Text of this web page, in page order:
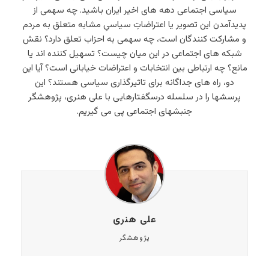
سیاسی اجتماعی دهه های اخیر ایران باشید. چه سهمی از
پدیدآمدن این تصویر یا اعتراضاتِ سیاسیِ مشابه متعلق به مردم
و مشارکت کنندگان است، چه سهمی به احزاب تعلق دارد؟ نقش
شبکه های اجتماعی در این میان چیست؟ تسهیل کننده اند یا
مانع؟ چه ارتباطی بین انتخابات و اعتراضات خیابانی است؟ آیا این
دو، راه های جداگانه برای تاثیرگذاری سیاسی هستند؟ این
پرسشها را در سلسله درسگفتارهایی با علی هنری، پژوهشگر
جنبشهای اجتماعی پی می گیریم.
علی هنری
پژوهشگر